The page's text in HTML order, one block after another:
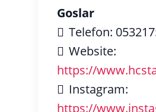
Goslar
Telefon:
Website:
https://
Instagram:
https://